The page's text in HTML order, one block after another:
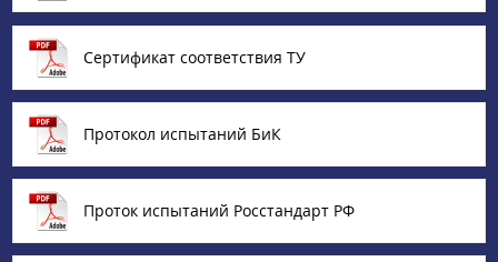
Сертификат соответствия ТУ
Протокол испытаний БиК
Проток испытаний Росстандарт РФ